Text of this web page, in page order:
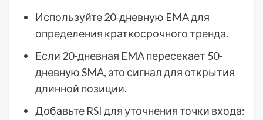
Используйте 20-дневную EMA для
определения краткосрочного тренда.
Если 20-дневная EMA пересекает 50-
дневную SMA, это сигнал для открытия
длинной позиции.
Добавьте RSI для уточнения точки входа: